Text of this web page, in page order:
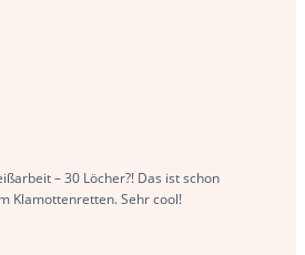
– 30 Löcher?! Das ist schon
Klamottenretten. Sehr cool!